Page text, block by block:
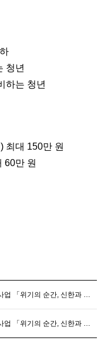
청년
하는 청년
최대 150만 원
60만 원
[4차 발표] 2026년 위기가정 지원사업 「위기의 순간, 신한과 함께」 대상자 선정 결과 안내
[3차 발표] 2026년 위기가정 지원사업 「위기의 순간, 신한과 함께」 대상자 선정 결과 안내